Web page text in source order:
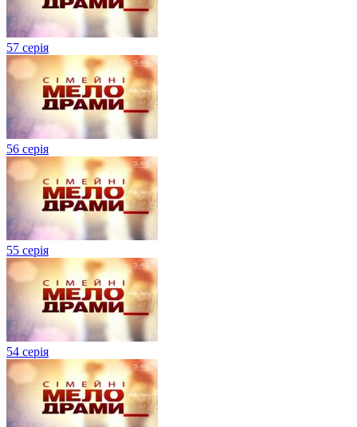
57 серія
56 серія
55 серія
54 серія